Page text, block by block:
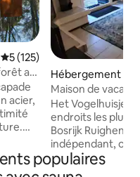
Évaluation moyenne sur la
5 (125)
au
acier,
un
Hébergement ⋅
Maison de
sauna
Het Vogelhuisje
endroits les plus
Bosrijk
indépendant, on
des écureuils et
quatre chambres,
populaires